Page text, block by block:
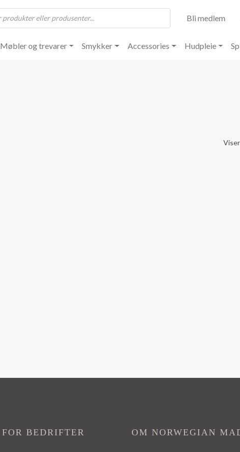
Bli medlem
Møbler og trevarer Smykker Accessories Hudpleie
FOR BEDRIFTER OM NORWEGIAN